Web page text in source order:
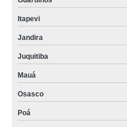
Itapevi
Jandira
Juquitiba
Mauá
Osasco
Poá